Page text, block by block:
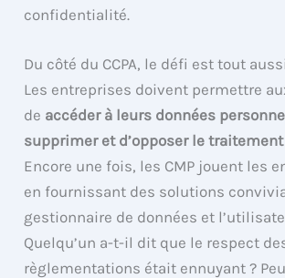
confidentialité.
Du côté du CCPA, le défi est tout
Les entreprises doivent permettre
de accéder à leurs données
supprimer et d’opposer le
Encore une fois, les CMP jouent les
en fournissant des solutions
gestionnaire de données et
Quelqu’un a-t-il dit que le respect
règlementations était ennuyant ?